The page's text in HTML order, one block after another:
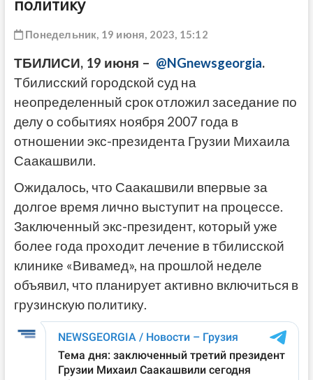
Понедельник, 19 июня, 2023, 15:12
ТБИЛИСИ, 19 июня – @NGnewsgeorgia.
Тбилисский городской суд на
неопределенный срок отложил заседание по
делу о событиях ноября 2007 года в
отношении экс-президента Грузии Михаила
Саакашвили.
Ожидалось, что Саакашвили впервые за
долгое время лично выступит на процессе.
Заключенный экс-президент, который уже
более года проходит лечение в тбилисской
клинике «Вивамед», на прошлой неделе
объявил, что планирует активно включиться в
грузинскую политику.